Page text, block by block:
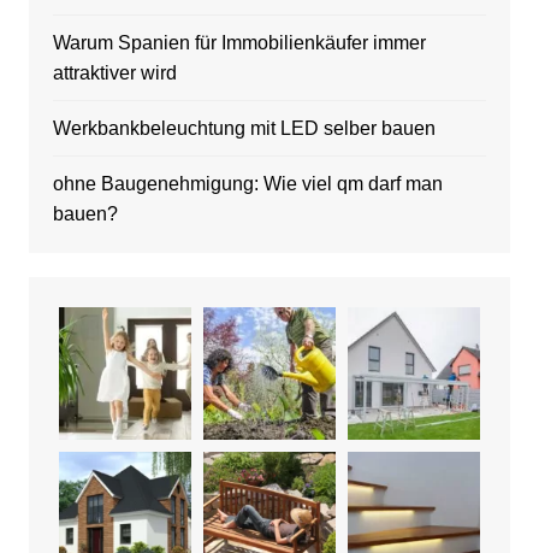
Warum Spanien für Immobilienkäufer immer
attraktiver wird
Werkbankbeleuchtung mit LED selber bauen
ohne Baugenehmigung: Wie viel qm darf man
bauen?